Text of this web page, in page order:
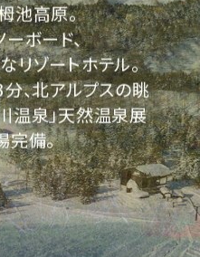
池高原。
ボード、
リゾートホテル。
、北アルプスの眺
温泉」天然温泉展
完備。